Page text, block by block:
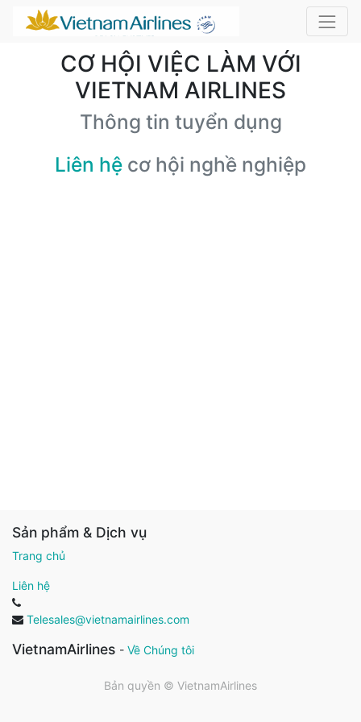
CƠ HỘI VIỆC LÀM VỚI
VIETNAM AIRLINES
Thông tin tuyển dụng
Liên hệ cơ hội nghề nghiệp
Sản phẩm & Dịch vụ
Trang chủ
Liên hệ
Telesales@vietnamairlines.com
VietnamAirlines - Về Chúng tôi
Bản quyền © VietnamAirlines